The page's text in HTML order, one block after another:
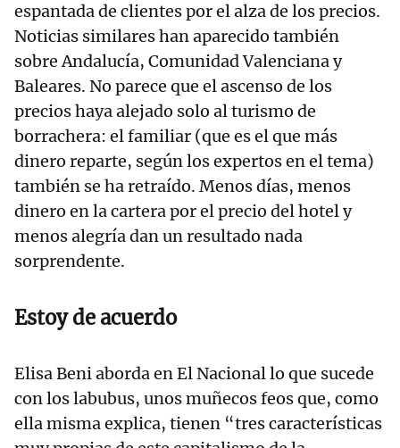
espantada de clientes por el alza de los precios.
Noticias similares han aparecido también
sobre Andalucía, Comunidad Valenciana y
Baleares. No parece que el ascenso de los
precios haya alejado solo al turismo de
borrachera: el familiar (que es el que más
dinero reparte, según los expertos en el tema)
también se ha retraído. Menos días, menos
dinero en la cartera por el precio del hotel y
menos alegría dan un resultado nada
sorprendente.
Estoy de acuerdo
Elisa Beni aborda en El Nacional lo que sucede
con los labubus, unos muñecos feos que, como
ella misma explica, tienen “tres características